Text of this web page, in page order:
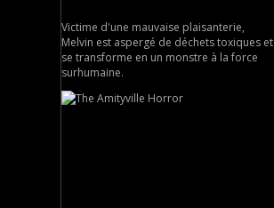
Victime d'une mauvaise plaisanterie,
Melvin est aspergé de déchets toxiques et
se transforme en un monstre à la force
surhumaine.